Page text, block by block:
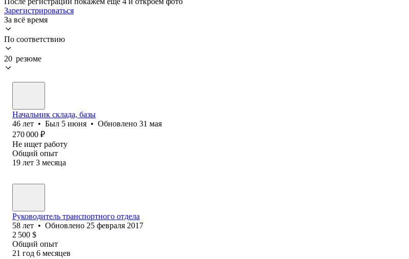
Зарегистрироваться
За всё время
По соответствию
20 резюме
Начальник склада, базы
46 лет • Был 5 июня • Обновлено 31 мая
270 000 ₽
Не ищет работу
Общий опыт
19 лет 3 месяца
Руководитель транспортного отдела
58 лет • Обновлено 25 февраля 2017
2 500 $
Общий опыт
21 год 6 месяцев